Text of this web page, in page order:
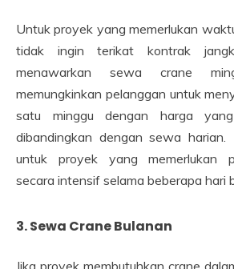
Untuk proyek yang memerlukan
tidak ingin terikat kontrak
menawarkan sewa crane
memungkinkan pelanggan untuk
satu minggu dengan harga
dibandingkan dengan sewa harian.
untuk proyek yang memerlukan
secara intensif selama beberapa hari
3. Sewa Crane Bulanan
Jika proyek membutuhkan crane